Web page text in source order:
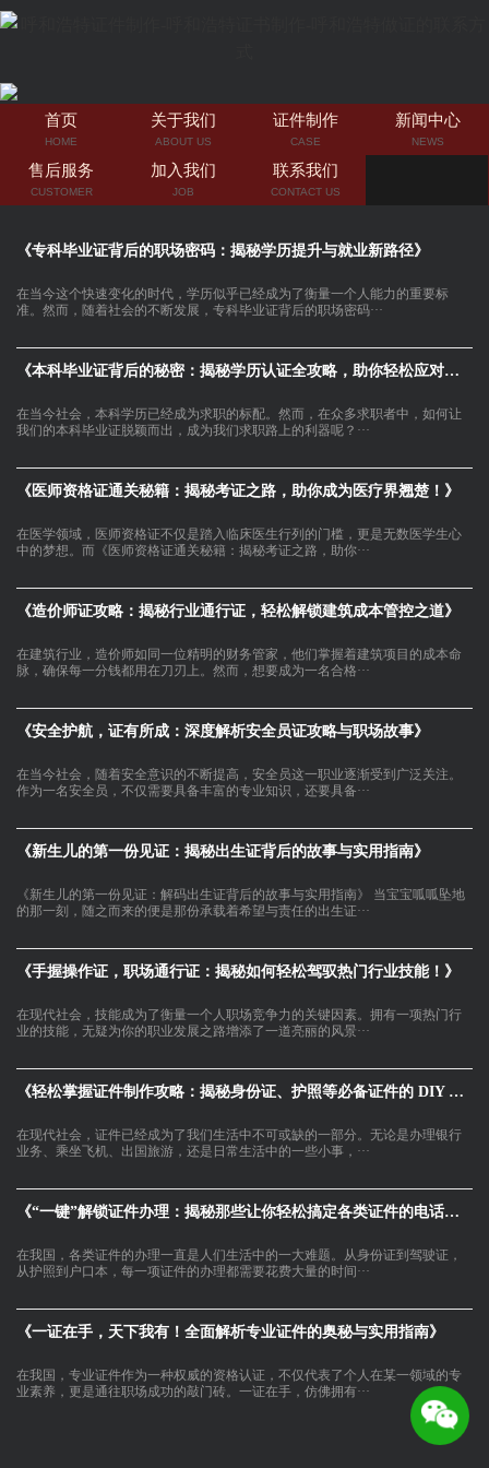
首页
HOME
关于我们
ABOUT US
证件制作
CASE
新闻中心
NEWS
售后服务
CUSTOMER
加入我们
JOB
联系我们
CONTACT US
《专科毕业证背后的职场密码：揭秘学历提升与就业新路径》
在当今这个快速变化的时代，学历似乎已经成为了衡量一个人能力的重要标
准。然而，随着社会的不断发展，专科毕业证背后的职场密码···
《本科毕业证背后的秘密：揭秘学历认证全攻略，助你轻松应对求职挑战》
在当今社会，本科学历已经成为求职的标配。然而，在众多求职者中，如何让
我们的本科毕业证脱颖而出，成为我们求职路上的利器呢？···
《医师资格证通关秘籍：揭秘考证之路，助你成为医疗界翘楚！》
在医学领域，医师资格证不仅是踏入临床医生行列的门槛，更是无数医学生心
中的梦想。而《医师资格证通关秘籍：揭秘考证之路，助你···
《造价师证攻略：揭秘行业通行证，轻松解锁建筑成本管控之道》
在建筑行业，造价师如同一位精明的财务管家，他们掌握着建筑项目的成本命
脉，确保每一分钱都用在刀刃上。然而，想要成为一名合格···
《安全护航，证有所成：深度解析安全员证攻略与职场故事》
在当今社会，随着安全意识的不断提高，安全员这一职业逐渐受到广泛关注。
作为一名安全员，不仅需要具备丰富的专业知识，还要具备···
《新生儿的第一份见证：揭秘出生证背后的故事与实用指南》
《新生儿的第一份见证：解码出生证背后的故事与实用指南》 当宝宝呱呱坠地
的那一刻，随之而来的便是那份承载着希望与责任的出生证···
《手握操作证，职场通行证：揭秘如何轻松驾驭热门行业技能！》
在现代社会，技能成为了衡量一个人职场竞争力的关键因素。拥有一项热门行
业的技能，无疑为你的职业发展之路增添了一道亮丽的风景···
《轻松掌握证件制作攻略：揭秘身份证、护照等必备证件的 DIY 制作技巧》
在现代社会，证件已经成为了我们生活中不可或缺的一部分。无论是办理银行
业务、乘坐飞机、出国旅游，还是日常生活中的一些小事，···
《“一键”解锁证件办理：揭秘那些让你轻松搞定各类证件的电话技巧》
在我国，各类证件的办理一直是人们生活中的一大难题。从身份证到驾驶证，
从护照到户口本，每一项证件的办理都需要花费大量的时间···
《一证在手，天下我有！全面解析专业证件的奥秘与实用指南》
在我国，专业证件作为一种权威的资格认证，不仅代表了个人在某一领域的专
业素养，更是通往职场成功的敲门砖。一证在手，仿佛拥有···